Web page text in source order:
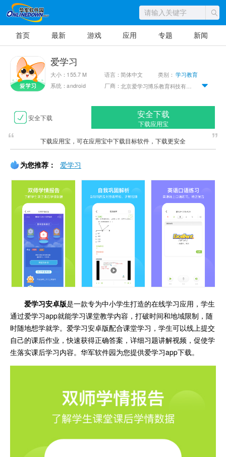
首页 最新 游戏 应用 专题 新闻
爱学习
大小：155.7 M 语言：简体中文 类别：学习教育
系统：android
厂商： 北京爱学习博乐教育科技有限公司
安全下载 安全下载
下载应用宝
下载应用宝，可在应用宝中下载目标软件，下载更安全
为您推荐： 爱学习
爱学习安卓版是一款专为中小学生打造的在线学习应用，学生
通过爱学习app就能学习课堂教学内容，打破时间和地域限制，随
时随地想学就学。爱学习安卓版配合课堂学习，学生可以线上提交
自己的课后作业，快速获得正确答案，详细习题讲解视频，促使学
生落实课后学习内容。华军软件园为您提供爱学习app下载。